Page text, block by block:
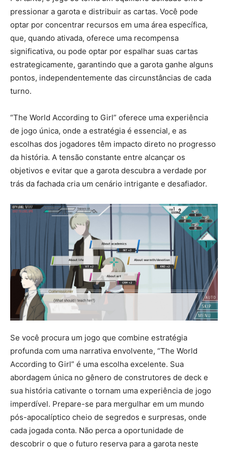
pressionar a garota e distribuir as cartas. Você pode
optar por concentrar recursos em uma área específica,
que, quando ativada, oferece uma recompensa
significativa, ou pode optar por espalhar suas cartas
estrategicamente, garantindo que a garota ganhe alguns
pontos, independentemente das circunstâncias de cada
turno.
“The World According to Girl” oferece uma experiência
de jogo única, onde a estratégia é essencial, e as
escolhas dos jogadores têm impacto direto no progresso
da história. A tensão constante entre alcançar os
objetivos e evitar que a garota descubra a verdade por
trás da fachada cria um cenário intrigante e desafiador.
Se você procura um jogo que combine estratégia
profunda com uma narrativa envolvente, “The World
According to Girl” é uma escolha excelente. Sua
abordagem única no gênero de construtores de deck e
sua história cativante o tornam uma experiência de jogo
imperdível. Prepare-se para mergulhar em um mundo
pós-apocalíptico cheio de segredos e surpresas, onde
cada jogada conta. Não perca a oportunidade de
descobrir o que o futuro reserva para a garota neste